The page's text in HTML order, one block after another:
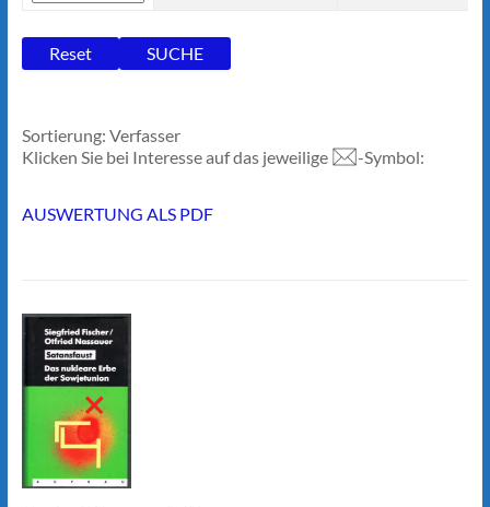
Sortierung: Verfasser
Klicken Sie bei Interesse auf das jeweilige
-Symbol:
AUSWERTUNG ALS PDF